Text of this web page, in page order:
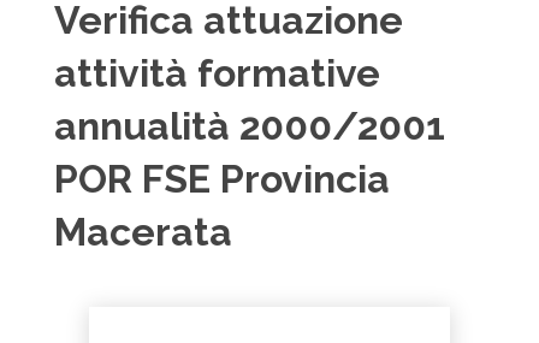
Verifica attuazione
attività formative
annualità 2000/2001
POR FSE Provincia
Macerata